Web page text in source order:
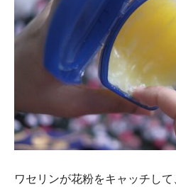
ワセリンが花粉をキャッチし